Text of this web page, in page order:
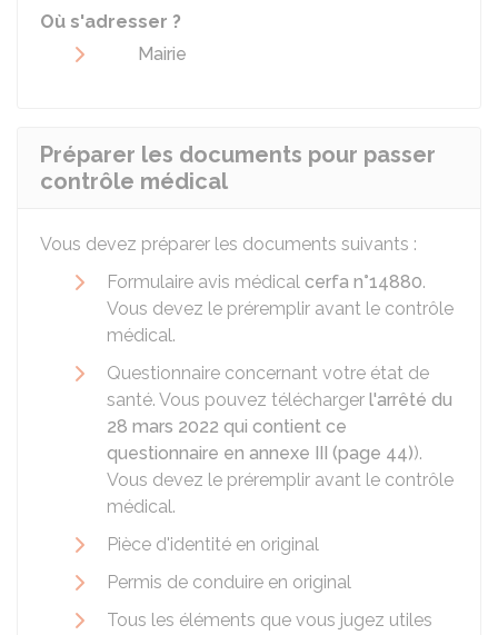
Où s'adresser ?
Mairie
Préparer les documents pour passer
contrôle médical
Vous devez préparer les documents suivants :
Formulaire avis médical cerfa n°14880.
Vous devez le préremplir avant le contrôle
médical.
Questionnaire concernant votre état de
santé. Vous pouvez télécharger l'arrêté du
28 mars 2022 qui contient ce
questionnaire en annexe III (page 44)).
Vous devez le préremplir avant le contrôle
médical.
Pièce d'identité en original
Permis de conduire en original
Tous les éléments que vous jugez utiles